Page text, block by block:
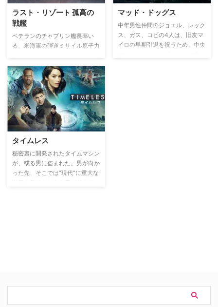
ラスト・リゾート 孤高の
戦艦
ベテランのチャプリン艦長率い
る、米海軍の弾道ミサイル原子力
ンに核ミサイルを発射せよという
指令が届くが、なぜか通常のワシ
ントンDC本部からではなく、南
極司令部から出ていた。腑に落ち
ないチャプリンと副長のサムは発
射寸前で中断し、司令本部に確認
を求めるが、命令に背いたとして
チャプリンは艦長の職を解かれて
しまう。すると突然、味方の潜水
艦イリノイからミサイルを打ち込
まれ、船は損傷し、何名かの犠牲
者が出る。チャプリンは決死の反
マッド・ドッグス
中年男性仲間のジョエル、レック
ス、ガス、コビの4人は、旧友マ
イロの早期引退を祝うため、中央
タイムレス
秘密裏に開発されたタイムマシン
が、或る男に盗まれた。男が向か
った先、そこでは”現代”に重大な